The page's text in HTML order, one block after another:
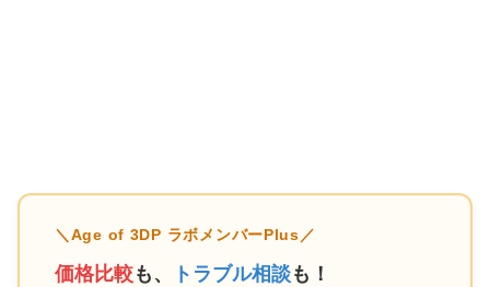
＼Age of 3DP ラボメンバーPlus／
価格比較も、 トラブル相談も！